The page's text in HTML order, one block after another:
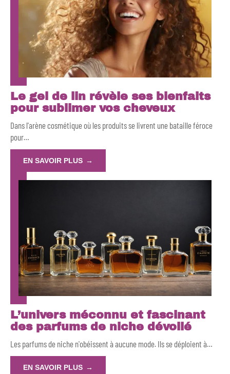
Le gel de lin révèle ses bienfaits
pour sublimer vos cheveux
Dans l'arène cosmétique où les produits se livrent une bataille féroce
pour…
EN SAVOIR PLUS
L’univers méconnu et fascinant
des parfums de niche dévoilé
Les parfums de niche n'obéissent à aucune mode. Ils se déploient à…
EN SAVOIR PLUS